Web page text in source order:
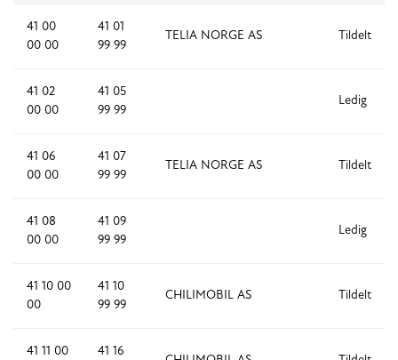
41 00
00 00
41 01
99 99
TELIA NORGE AS Tildelt
41 02
00 00
41 05
99 99
Ledig
41 06
00 00
41 07
99 99
TELIA NORGE AS Tildelt
41 08
00 00
41 09
99 99
Ledig
41 10 00
00
41 10
99 99
CHILIMOBIL AS Tildelt
41 11 00
41 16